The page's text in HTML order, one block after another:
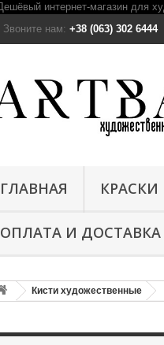
Звоните нам: +38 (063) 302 6444
ГЛАВНАЯ КРАСКИ
ОПЛАТА И ДОСТАВКА
Кисти художественные